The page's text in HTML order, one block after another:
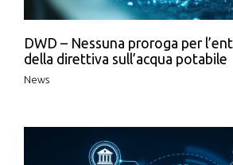
DWD – Nessuna proroga per
della direttiva sull’acqua potabile
News